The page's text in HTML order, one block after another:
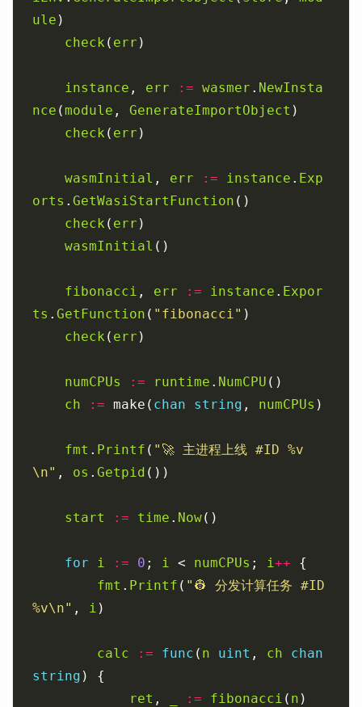
ule
check ( err
instance , err := wasmer . NewInsta
nce (module , GenerateImportObject
check ( err
wasmInitial , err := instance . Exp
orts . GetWasiStartFunction
check ( err
wasmInitial
fibonacci , err := instance . Expor
ts . GetFunction ( "fibonacci"
check ( err
numCPUs := runtime . NumCPU
ch
:= make( chan string , numCPUs
fmt . Printf ( "🚀 主进程上线 #ID %v
\n" , os . Getpid
start := time . Now
for i := 0 ; i < numCPUs ; i++
fmt . Printf ( "👷 分发计算任务 #ID
%v\n" , i
calc := func ( n uint , ch
chan
string
ret , := fibonacci ( n